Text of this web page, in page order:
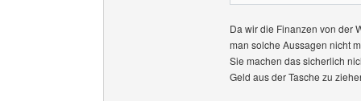
Da wir die Finanzen von der
man solche Aussagen nicht
Sie machen das sicherlich
Geld aus der Tasche zu